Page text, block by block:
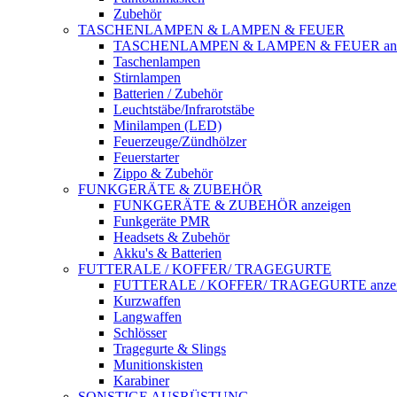
Zubehör
TASCHENLAMPEN & LAMPEN & FEUER
TASCHENLAMPEN & LAMPEN & FEUER
Taschenlampen
Stirnlampen
Batterien / Zubehör
Leuchtstäbe/Infrarotstäbe
Minilampen (LED)
Feuerzeuge/Zündhölzer
Feuerstarter
Zippo & Zubehör
FUNKGERÄTE & ZUBEHÖR
FUNKGERÄTE & ZUBEHÖR anzeigen
Funkgeräte PMR
Headsets & Zubehör
Akku's & Batterien
FUTTERALE / KOFFER/ TRAGEGURTE
FUTTERALE / KOFFER/ TRAGEGURTE
Kurzwaffen
Langwaffen
Schlösser
Tragegurte & Slings
Munitionskisten
Karabiner